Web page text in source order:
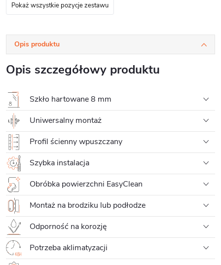
Pokaż wszystkie pozycje zestawu
Opis produktu
Opis szczegółowy produktu
Szkło hartowane 8 mm
Uniwersalny montaż
Profil ścienny wpuszczany
Szybka instalacja
Obróbka powierzchni EasyClean
Montaż na brodziku lub podłodze
Odporność na korozję
Potrzeba aklimatyzacji